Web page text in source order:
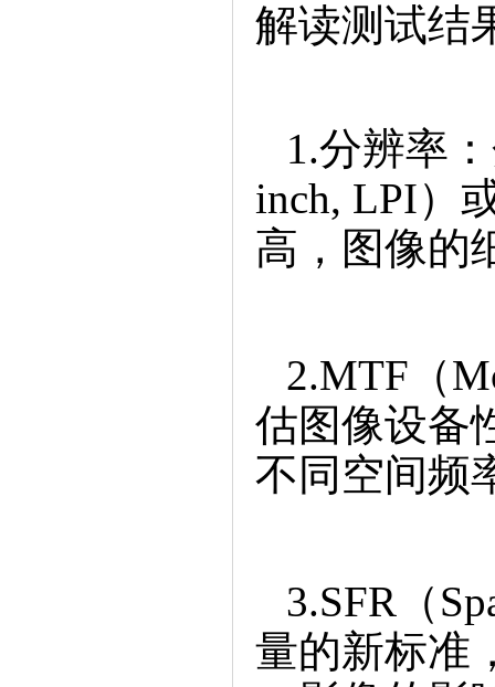
解读测试结
1.分辨率
inch,LPI）
高，图像的
2.MTF（
估图像设备
不同空间频
3.SFR（
量的新标准